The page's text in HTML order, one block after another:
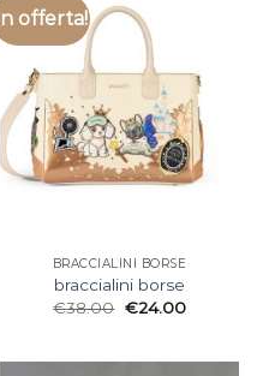
In offerta!
BRACCIALINI BORSE
braccialini borse
€38.00 €24.00